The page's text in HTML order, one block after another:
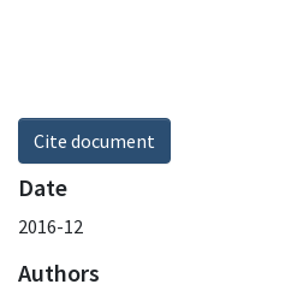
Cite document
Date
2016-12
Authors